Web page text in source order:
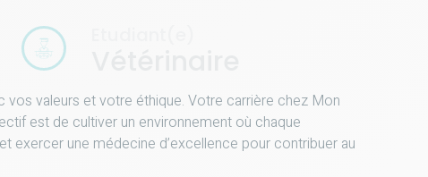
valeurs et votre éthique. Votre carrière chez Mon
est de cultiver un environnement où chaque
exercer une médecine d’excellence pour contribuer au